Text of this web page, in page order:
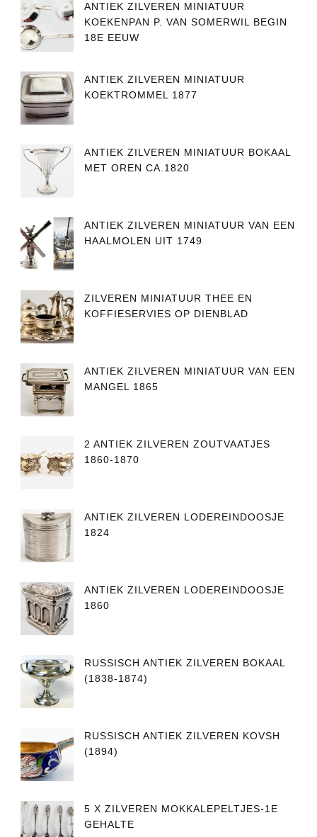
ANTIEK ZILVEREN MINIATUUR
KOEKENPAN P. VAN SOMERWIL BEGIN
18E EEUW
ANTIEK ZILVEREN MINIATUUR
KOEKTROMMEL 1877
ANTIEK ZILVEREN MINIATUUR BOKAAL
MET OREN CA.1820
ANTIEK ZILVEREN MINIATUUR VAN EEN
HAALMOLEN UIT 1749
ZILVEREN MINIATUUR THEE EN
KOFFIESERVIES OP DIENBLAD
ANTIEK ZILVEREN MINIATUUR VAN EEN
MANGEL 1865
2 ANTIEK ZILVEREN ZOUTVAATJES
1860-1870
ANTIEK ZILVEREN LODEREINDOOSJE
1824
ANTIEK ZILVEREN LODEREINDOOSJE
1860
RUSSISCH ANTIEK ZILVEREN BOKAAL
(1838-1874)
RUSSISCH ANTIEK ZILVEREN KOVSH
(1894)
5 X ZILVEREN MOKKALEPELTJES-1E
GEHALTE